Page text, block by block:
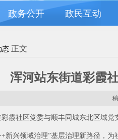
政务公开 政民互动
态 正文
浑河站东街道彩霞
霞社区党委与顺丰同城东北区域
新兴领域治理”基层治理新路径，